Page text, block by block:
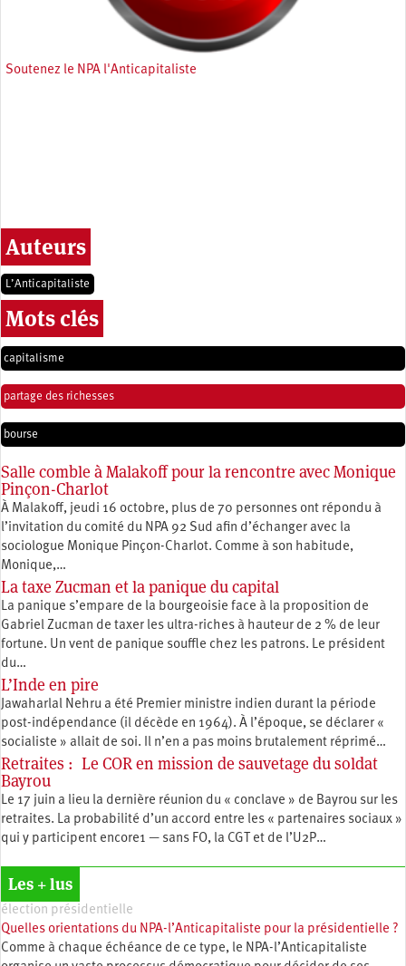
Soutenez le NPA l'Anticapitaliste
Auteurs
L’Anticapitaliste
Mots clés
capitalisme
partage des richesses
bourse
Salle comble à Malakoff pour la rencontre avec Monique
Pinçon-Charlot
À Malakoff, jeudi 16 octobre, plus de 70 personnes ont répondu à
l’invitation du comité du NPA 92 Sud afin d’échanger avec la
sociologue Monique Pinçon-Charlot. Comme à son habitude,
Monique,…
La taxe Zucman et la panique du capital
La panique s’empare de la bourgeoisie face à la proposition de
Gabriel Zucman de taxer les ultra-riches à hauteur de 2 % de leur
fortune. Un vent de panique souffle chez les patrons. Le président
du…
L’Inde en pire
Jawaharlal Nehru a été Premier ministre indien durant la période
post-indépendance (il décède en 1964). À l’époque, se déclarer «
socialiste » allait de soi. Il n’en a pas moins brutalement réprimé…
Retraites : Le COR en mission de sauvetage du soldat
Bayrou
Le 17 juin a lieu la dernière réunion du « conclave » de Bayrou sur les
retraites. La probabilité d’un accord entre les « partenaires sociaux »
qui y participent encore1 — sans FO, la CGT et de l’U2P…
Les + lus
élection présidentielle
Quelles orientations du NPA-l’Anticapitaliste pour la présidentielle ?
Comme à chaque échéance de ce type, le NPA-l’Anticapitaliste